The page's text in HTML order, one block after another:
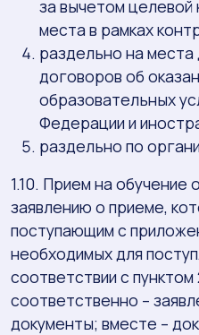
за вычетом
места в рамках
раздельно на места
договоров об
образовательных
Федерации и
раздельно по
1.10. Прием на обучение
заявлению о приеме,
поступающим с
необходимых для
соответствии с
соответственно –
документы; вместе –